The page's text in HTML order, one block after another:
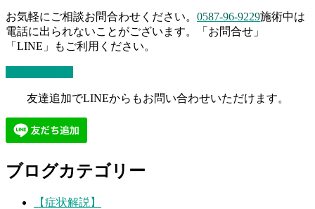
お気軽にご相談お問合わせください。 0587-96-9229施術中は
電話に出られないことがございます。「お問合せ」
「LINE」もご利用ください。
友達追加でLINEからもお問い合わせいただけます。
ブログカテゴリー
【症状解説】